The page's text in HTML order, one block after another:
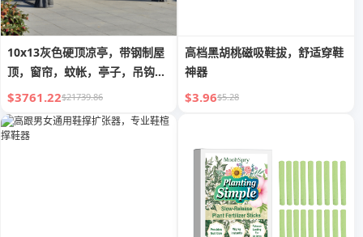
10x13灰色硬顶凉亭，带钢制屋
顶，窗帘，蚊帐，亭子，吊钩，
适用于庭院花园
$3761.22$21739.86
高档黑胡桃磁吸鞋拔，舒适穿鞋
神器
$3.96$5.28